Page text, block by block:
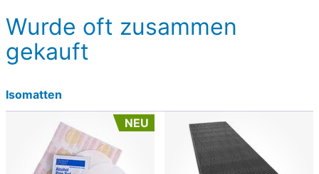
Wurde oft zusammen
gekauft
Isomatten
NEU